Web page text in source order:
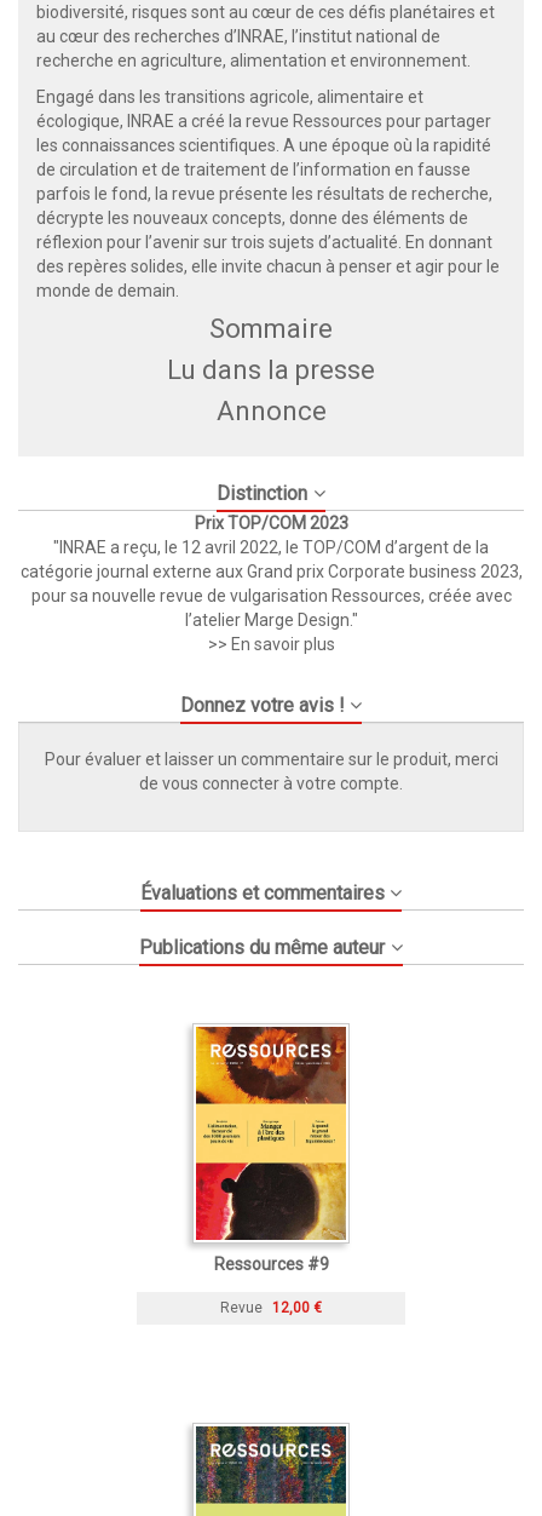
biodiversité, risques sont au cœur de ces défis planétaires et
au cœur des recherches d’INRAE, l’institut national de
recherche en agriculture, alimentation et environnement.
Engagé dans les transitions agricole, alimentaire et
écologique, INRAE a créé la revue Ressources pour partager
les connaissances scientifiques. A une époque où la rapidité
de circulation et de traitement de l’information en fausse
parfois le fond, la revue présente les résultats de recherche,
décrypte les nouveaux concepts, donne des éléments de
réflexion pour l’avenir sur trois sujets d’actualité. En donnant
des repères solides, elle invite chacun à penser et agir pour le
monde de demain.
Sommaire
Lu dans la presse
Annonce
Distinction
Prix TOP/COM 2023
"INRAE a reçu, le 12 avril 2022, le TOP/COM d’argent de la
catégorie journal externe aux Grand prix Corporate business 2023,
pour sa nouvelle revue de vulgarisation Ressources, créée avec
l’atelier Marge Design."
>> En savoir plus
Donnez votre avis !
Pour évaluer et laisser un commentaire sur le produit, merci
de vous connecter à votre compte.
Évaluations et commentaires
Publications du même auteur
Ressources #9
Revue 12,00 €